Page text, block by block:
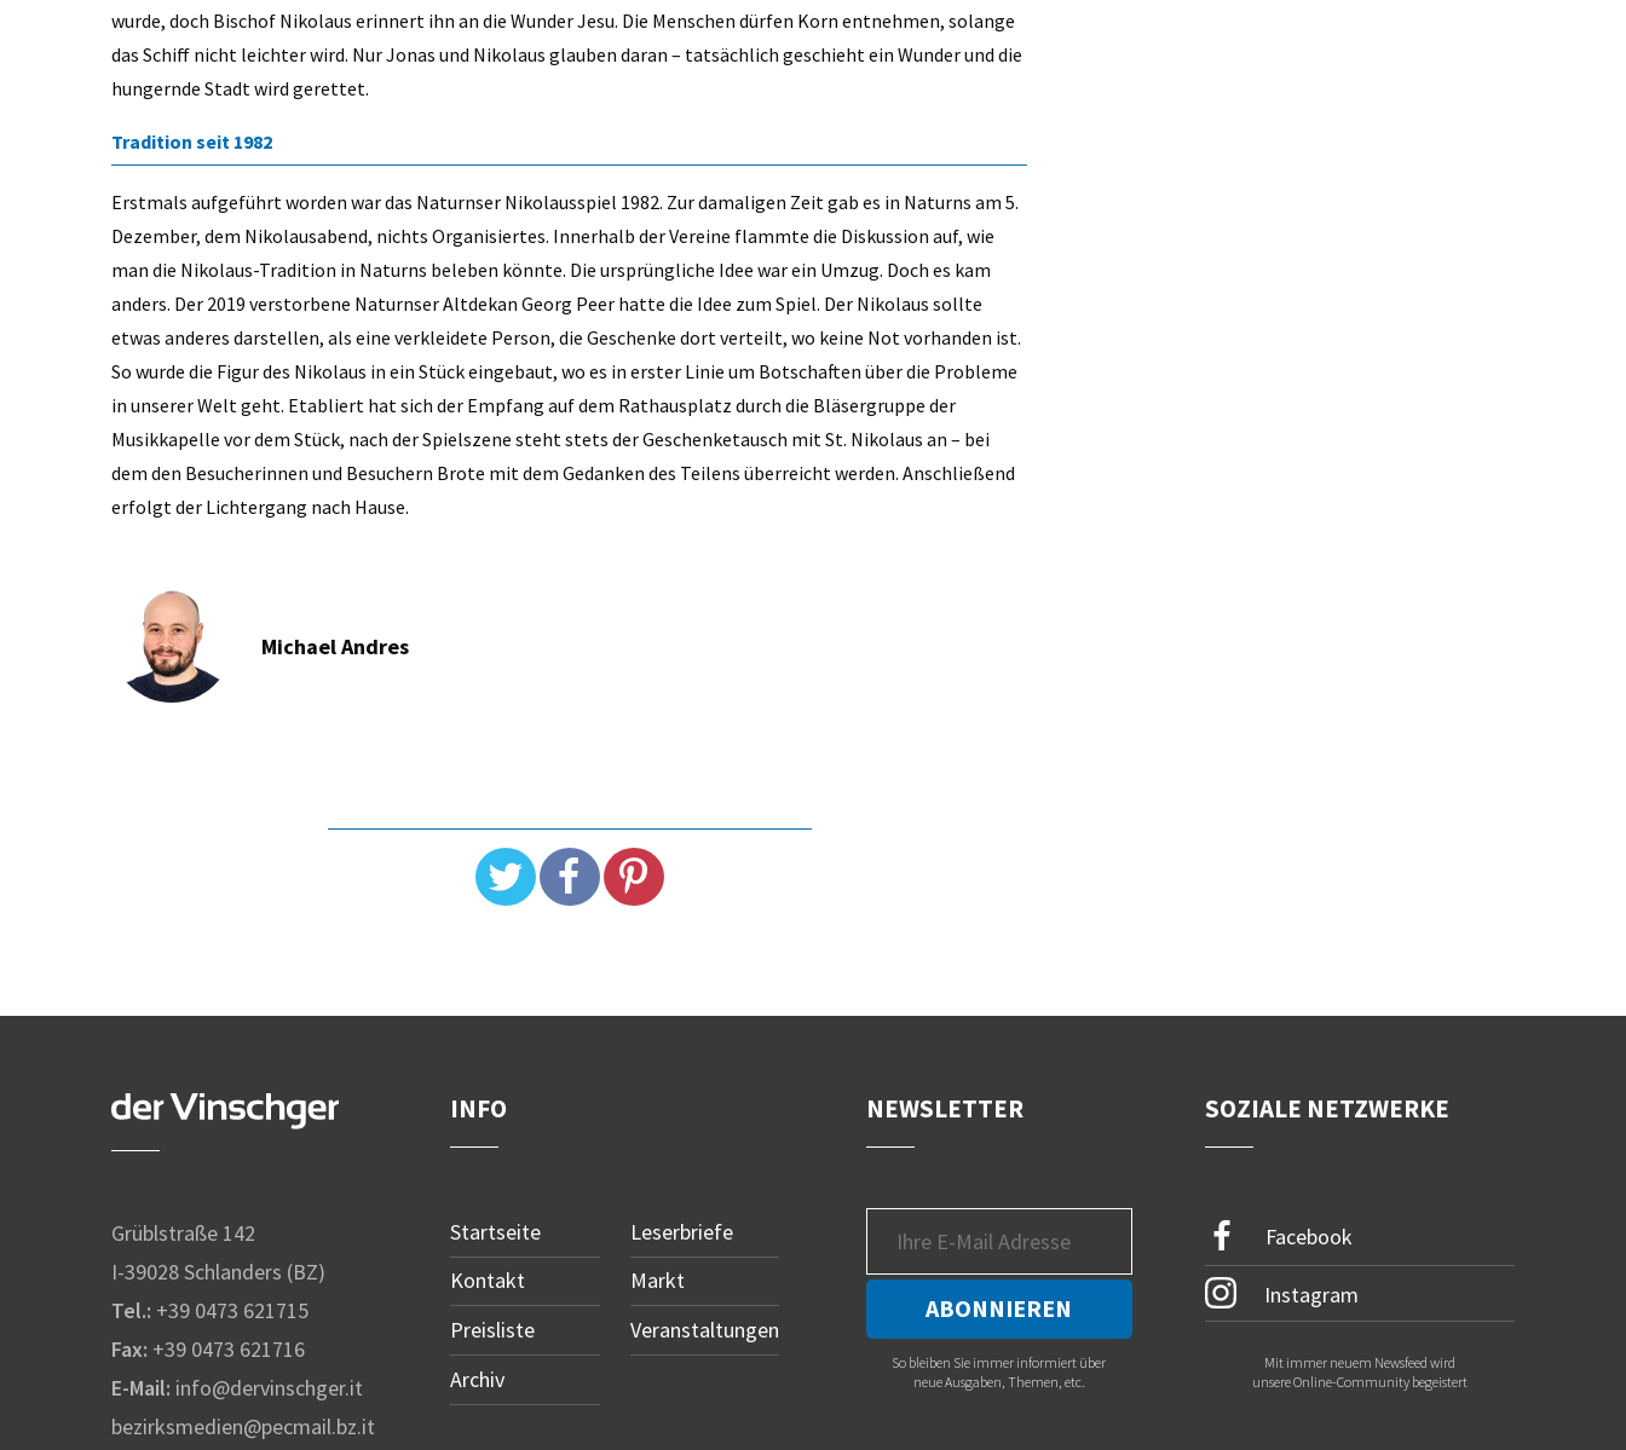
wurde, doch Bischof Nikolaus erinnert ihn an die Wunder Jesu. Die Menschen dürfen Korn entnehmen, solange
das Schiff nicht leichter wird. Nur Jonas und Nikolaus glauben daran – tatsächlich geschieht ein Wunder und die
hungernde Stadt wird gerettet.
Tradition seit 1982
Erstmals aufgeführt worden war das Naturnser Nikolausspiel 1982. Zur damaligen Zeit gab es in Naturns am 5.
Dezember, dem Nikolausabend, nichts Organisiertes. Innerhalb der Vereine flammte die Diskussion auf, wie
man die Nikolaus-Tradition in Naturns beleben könnte. Die ursprüngliche Idee war ein Umzug. Doch es kam
anders. Der 2019 verstorbene Naturnser Altdekan Georg Peer hatte die Idee zum Spiel. Der Nikolaus sollte
etwas anderes darstellen, als eine verkleidete Person, die Geschenke dort verteilt, wo keine Not vorhanden ist.
So wurde die Figur des Nikolaus in ein Stück eingebaut, wo es in erster Linie um Botschaften über die Probleme
in unserer Welt geht. Etabliert hat sich der Empfang auf dem Rathausplatz durch die Bläsergruppe der
Musikkapelle vor dem Stück, nach der Spielszene steht stets der Geschenketausch mit St. Nikolaus an – bei
dem den Besucherinnen und Besuchern Brote mit dem Gedanken des Teilens überreicht werden. Anschließend
erfolgt der Lichtergang nach Hause.
Michael Andres
Grüblstraße 142
I-39028 Schlanders (BZ)
Tel.: +39 0473 621715
Fax: +39 0473 621716
E-Mail: info@dervinschger.it
bezirksmedien@pecmail.bz.it
INFO
Startseite
Kontakt
Preisliste
Archiv
Leserbriefe
Markt
Veranstaltungen
NEWSLETTER
So bleiben Sie immer informiert über
neue Ausgaben, Themen, etc.
SOZIALE NETZWERKE
Facebook
Instagram
Mit immer neuem Newsfeed wird
unsere Online-Community begeistert